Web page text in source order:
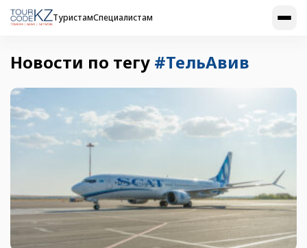
ТуристамСпециалистам
Новости по тегу #ТельАвив